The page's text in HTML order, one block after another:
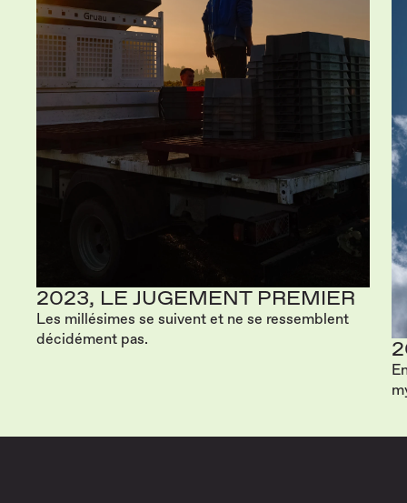
2023, LE JUGEMENT PREMIER
Les millésimes se suivent et ne se ressemblent
décidément pas.